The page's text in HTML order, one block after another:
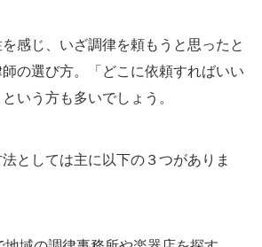
感じ、いざ調律を頼もうと思ったと
の選び方。「どこに依頼すればいい
いう方も多いでしょう。
としては主に以下の３つがありま